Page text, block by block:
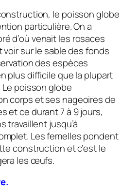
le poisson globe
particulière. On a
d’où venait les rosaces
voir sur le sable des fonds
des espèces
plus difficile que la plupart
poisson globe
corps et ses nageoires de
et ce durant 7 à 9 jours,
travaillent jusqu’à
Les femelles pondent
construction et c’est le
les œufs.